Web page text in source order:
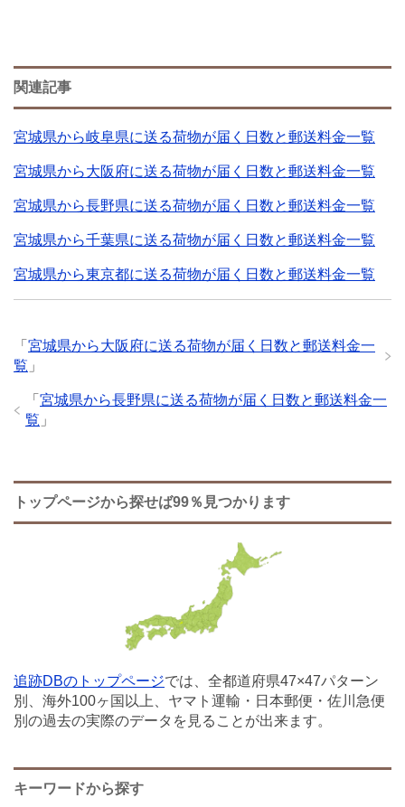
関連記事
宮城県から岐阜県に送る荷物が届く日数と郵送料金一覧
宮城県から大阪府に送る荷物が届く日数と郵送料金一覧
宮城県から長野県に送る荷物が届く日数と郵送料金一覧
宮城県から千葉県に送る荷物が届く日数と郵送料金一覧
宮城県から東京都に送る荷物が届く日数と郵送料金一覧
「 宮城県から大阪府に送る荷物が届く日数と郵送料金一
覧 」
「 宮城県から長野県に送る荷物が届く日数と郵送料金一
覧 」
トップページから探せば99％見つかります
追跡DBのトップページでは、全都道府県47×47パターン
別、海外100ヶ国以上、ヤマト運輸・日本郵便・佐川急便
別の過去の実際のデータを見ることが出来ます。
キーワードから探す